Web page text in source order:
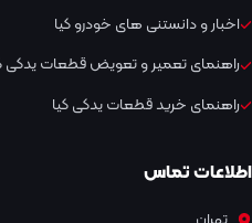
اخبار و دانستنی های خودرو کیا
راهنمای تعمیر و تعویض قطعات یدکی
راهنمای خرید قطعات یدکی کیا
اطلاعات تماس